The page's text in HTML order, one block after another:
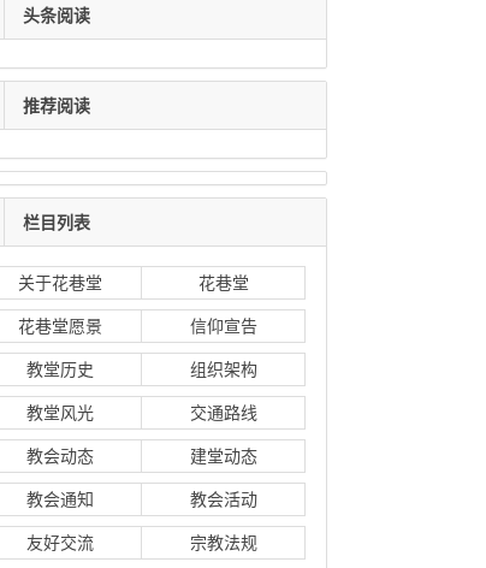
头条阅读
推荐阅读
栏目列表
关于花巷堂 花巷堂
花巷堂愿景 信仰宣告
教堂历史 组织架构
教堂风光 交通路线
教会动态 建堂动态
教会通知 教会活动
友好交流 宗教法规